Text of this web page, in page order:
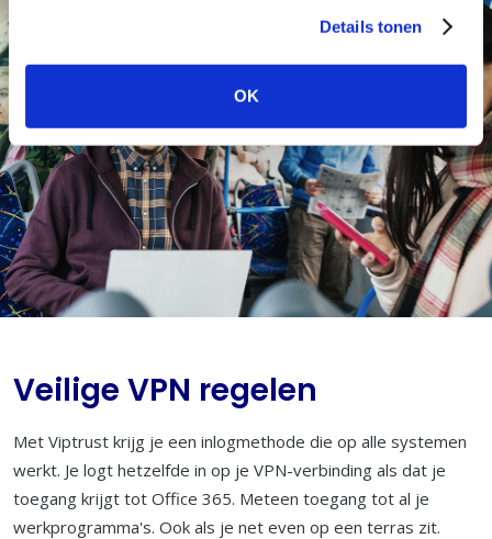
Details tonen
OK
Veilige VPN regelen
Met Viptrust krijg je een inlogmethode die op alle systemen
werkt. Je logt hetzelfde in op je VPN-verbinding als dat je
toegang krijgt tot Office 365. Meteen toegang tot al je
werkprogramma's. Ook als je net even op een terras zit.